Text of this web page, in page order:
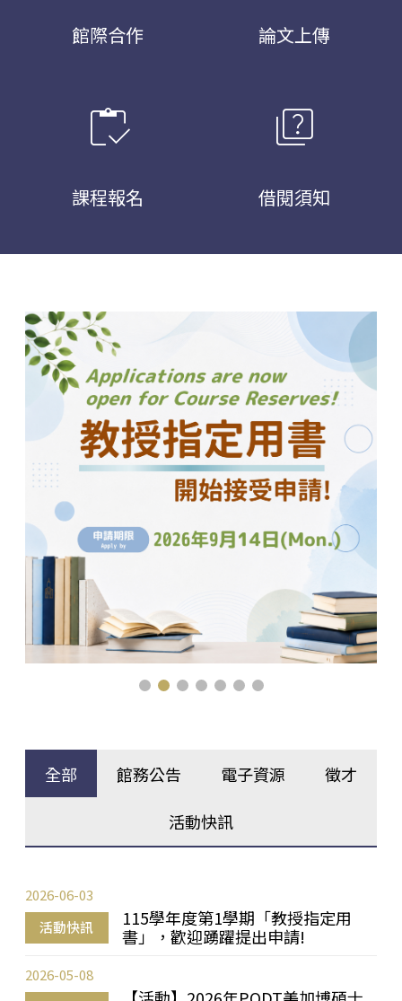
館際合作 論文上傳
inventory
課程報名
quiz
借閱須知
全部 館務公告 電子資源 徵才
活動快訊
活動快訊
115學年度第1學期「教授指定用
書」，歡迎踴躍提出申請!
2026-06-03
2026-05-08